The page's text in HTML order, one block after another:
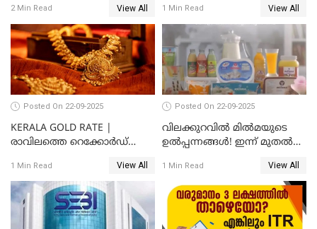
സുരക്ഷയില്ല!
2 Min Read View All 1 Min Read View All
Posted On 22-09-2025
KERALA GOLD RATE |
രാവിലത്തെ റെക്കോർഡ്
തവണ കൂടി; പവൻ വില
83,000 ലേക്ക്
1 Min Read View All
Posted On 22-09-2025
വിലക്കുറവിൽ മിൽമയുടെ
ഉൽപ്പന്നങ്ങൾ! ഇന്ന് മുതൽ
ഉപഭോക്താക്കൾക്ക്
1 Min Read View All